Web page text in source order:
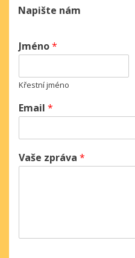
Napište nám
Jméno*
Křestní jméno
Email *
Vaše zpráva *